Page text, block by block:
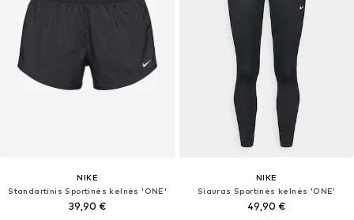
NIKE
Standartinis Sportinės kelnės 'ONE'
39,90 €
NIKE
Siauras Sportinės kelnės 'ONE'
49,90 €